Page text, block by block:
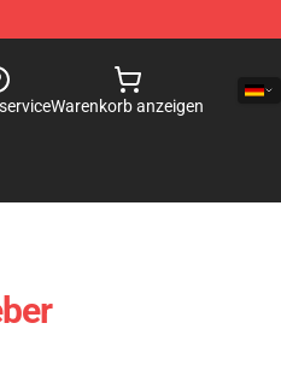
Warenkorb anzeigen